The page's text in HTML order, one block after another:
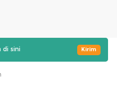
di sini Kirim